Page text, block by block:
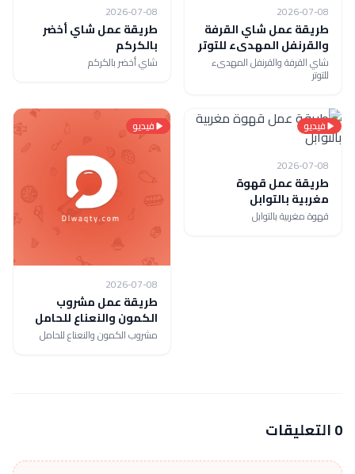
2026-07-08
طريقة عمل شاي القرفة
والقرنفل المهدىء للتوتر
شاي القرفة والقرنفل المهدىء
للتوتر
2026-07-08
طريقة عمل شاي أخضر
بالكركم
شاي أخضر بالكركم
فيديو
2026-07-08
طريقة عمل قهوة
مغربية بالتوابل
قهوة مغربية بالتوابل
فيديو
2026-07-08
طريقة عمل مشروب
الكمون والنعناع للحامل
مشروب الكمون والنعناع للحامل
0 التعليقات